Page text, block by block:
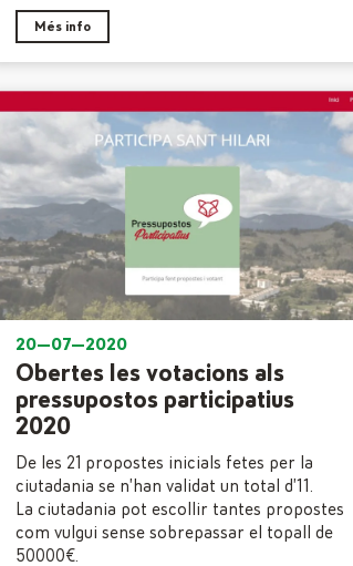
Més info
20—07—2020
Obertes les votacions als
pressupostos participatius
2020
De les 21 propostes inicials fetes per la
ciutadania se n’han validat un total d’11.
La ciutadania pot escollir tantes propostes
com vulgui sense sobrepassar el topall de
50000€.